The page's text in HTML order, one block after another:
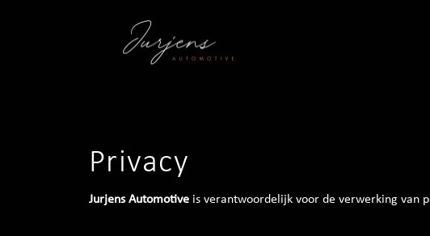
Privacy
Jurjens Automotiveis verantwoordelijk voor de verwerking van